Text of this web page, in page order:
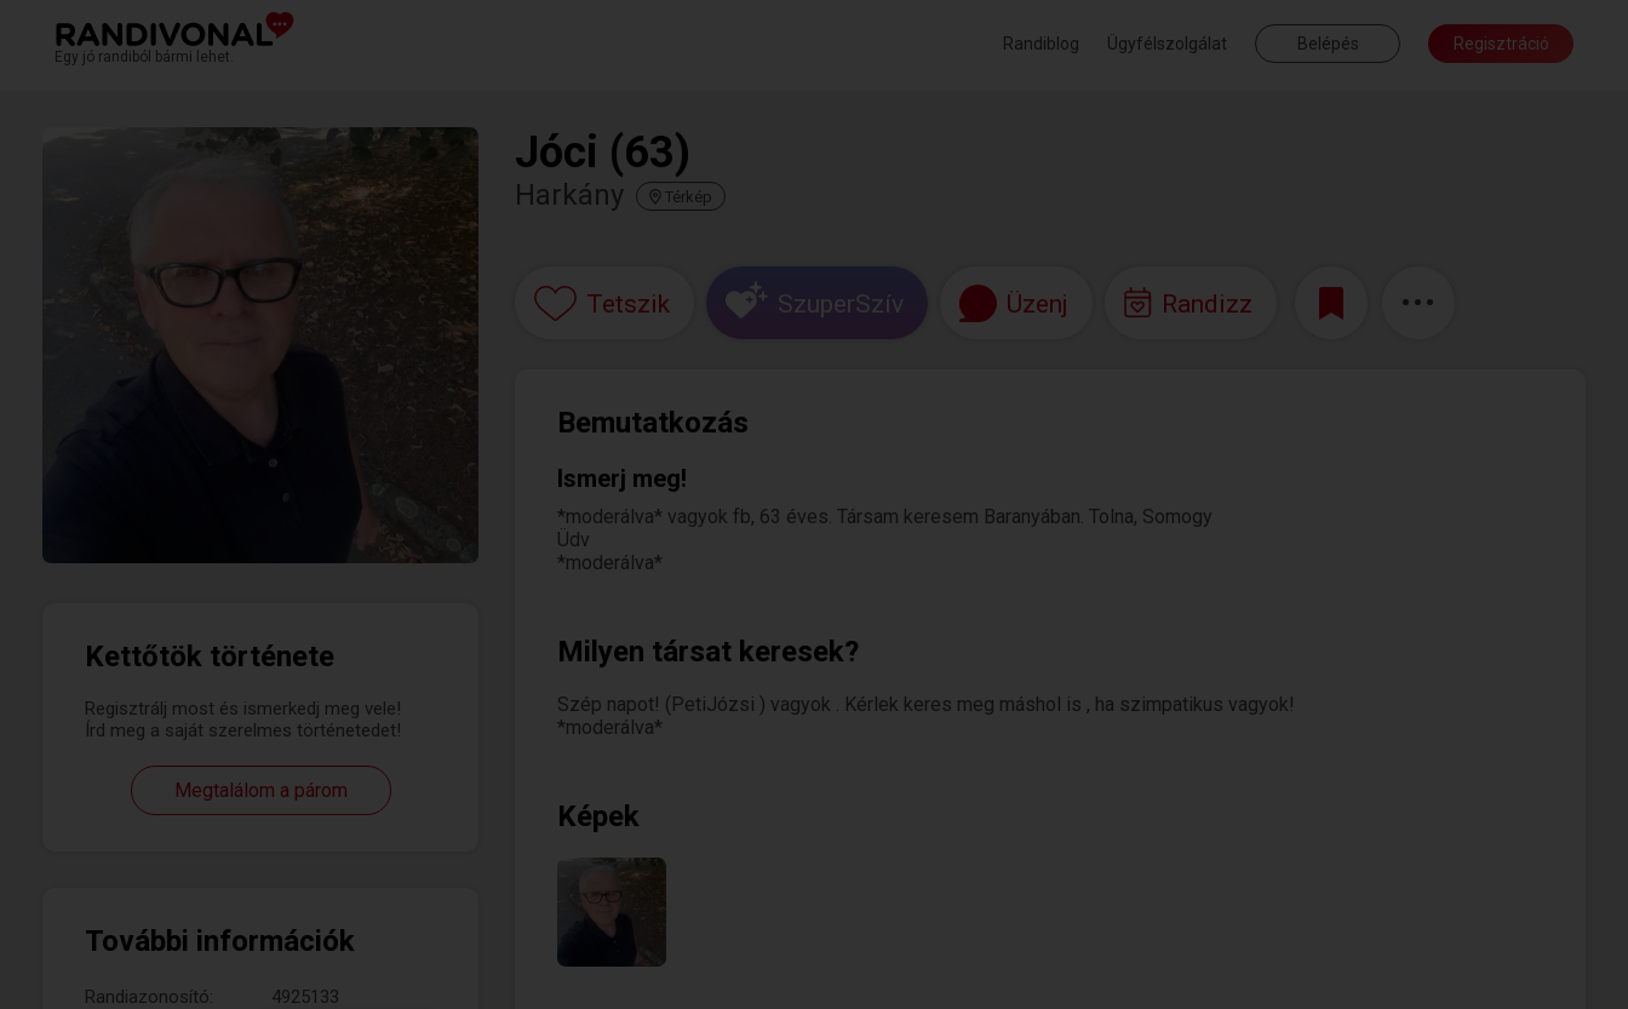
Egy jó randiból bármi lehet.
Randiblog Ügyfélszolgálat Belépés Regisztráció
Kettőtök története
Regisztrálj most és ismerkedj meg vele!
Írd meg a saját szerelmes történetedet!
Megtalálom a párom
További információk
Randiazonosító:
4925133
Jóci (63)
Harkány Térkép
Tetszik SzuperSzív Üzenj Randizz
Bemutatkozás
Ismerj meg!
*moderálva* vagyok fb, 63 éves. Társam keresem Baranyában. Tolna, Somogy
Üdv
*moderálva*
Milyen társat keresek?
Szép napot! (PetiJózsi ) vagyok . Kérlek keres meg máshol is , ha szimpatikus vagyok!
*moderálva*
Képek